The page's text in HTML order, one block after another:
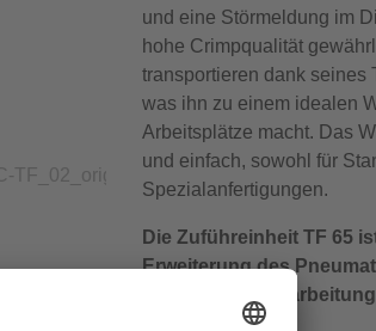
und eine Störmeldung im
hohe Crimpqualität
transportieren dank seines
was ihn zu einem idealen
Arbeitsplätze macht. Das
und einfach, sowohl für
Spezialanfertigungen.
Die Zuführeinheit TF 65
Erweiterung des
hochwertige